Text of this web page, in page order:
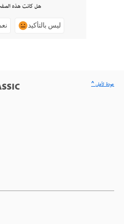
هل كانت هذه
ليس بالتأكيد
^ عودة لأعلى